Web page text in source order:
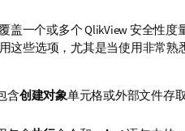
盖一个或多个 QlikView 安全性度
这些选项，尤其是当使用非常熟
含创建对象单元格或外部文件存